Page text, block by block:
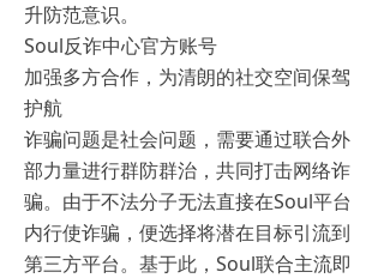
升防范意识。
Soul反诈中心官方账号
加强多方合作，为清朗的社交空间保驾
护航
诈骗问题是社会问题，需要通过联合外
部力量进行群防群治，共同打击网络诈
骗。由于不法分子无法直接在Soul平台
内行使诈骗，便选择将潜在目标引流到
第三方平台。基于此，Soul联合主流即